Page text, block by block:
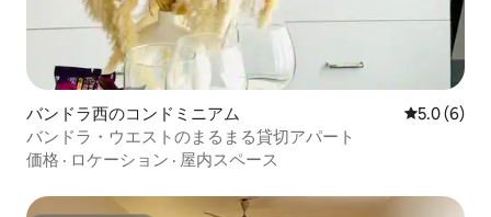
バンドラ西のコンドミニアム レビュー6
5.0 (6)
バンドラ・ウエストのまるまる貸切アパート
価格 · ロケーション · 屋内スペース